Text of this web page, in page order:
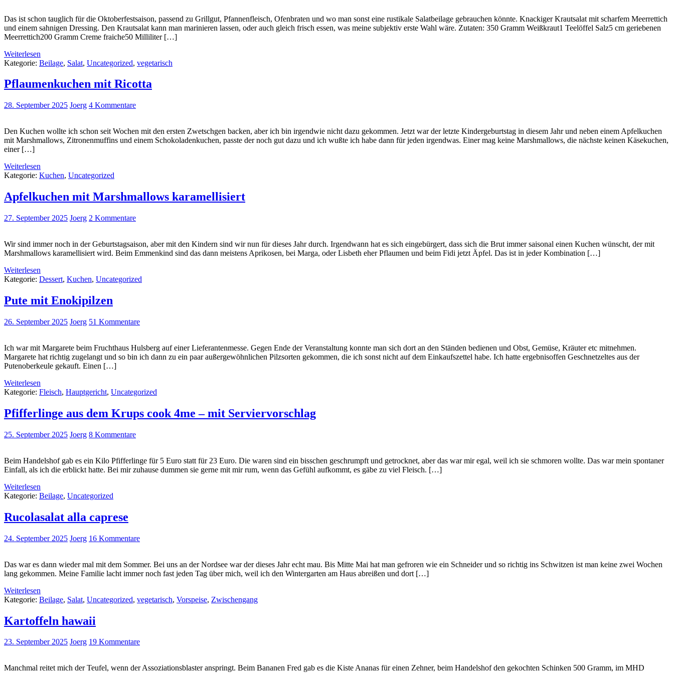
Das ist schon tauglich für die Oktoberfestsaison, passend zu Grillgut, Pfannenfleisch, Ofenbraten und wo man sonst eine rustikale Salatbeilage gebrauchen könnte. Knackiger Krautsalat mit scharfem Meerrettich
und einem sahnigen Dressing. Den Krautsalat kann man marinieren lassen, oder auch gleich frisch essen, was meine subjektiv erste Wahl wäre. Zutaten: 350 Gramm Weißkraut1 Teelöffel Salz5 cm geriebenen
Meerrettich200 Gramm Creme fraiche50 Milliliter […]
Weiterlesen
Kategorie: Beilage, Salat, Uncategorized, vegetarisch
Pflaumenkuchen mit Ricotta
28. September 2025 Joerg 4 Kommentare
Den Kuchen wollte ich schon seit Wochen mit den ersten Zwetschgen backen, aber ich bin irgendwie nicht dazu gekommen. Jetzt war der letzte Kindergeburtstag in diesem Jahr und neben einem Apfelkuchen
mit Marshmallows, Zitronenmuffins und einem Schokoladenkuchen, passte der noch gut dazu und ich wußte ich habe dann für jeden irgendwas. Einer mag keine Marshmallows, die nächste keinen Käsekuchen,
einer […]
Weiterlesen
Kategorie: Kuchen, Uncategorized
Apfelkuchen mit Marshmallows karamellisiert
27. September 2025 Joerg 2 Kommentare
Wir sind immer noch in der Geburtstagsaison, aber mit den Kindern sind wir nun für dieses Jahr durch. Irgendwann hat es sich eingebürgert, dass sich die Brut immer saisonal einen Kuchen wünscht, der mit
Marshmallows karamellisiert wird. Beim Emmenkind sind das dann meistens Aprikosen, bei Marga, oder Lisbeth eher Pflaumen und beim Fidi jetzt Äpfel. Das ist in jeder Kombination […]
Weiterlesen
Kategorie: Dessert, Kuchen, Uncategorized
Pute mit Enokipilzen
26. September 2025 Joerg 51 Kommentare
Ich war mit Margarete beim Fruchthaus Hulsberg auf einer Lieferantenmesse. Gegen Ende der Veranstaltung konnte man sich dort an den Ständen bedienen und Obst, Gemüse, Kräuter etc mitnehmen.
Margarete hat richtig zugelangt und so bin ich dann zu ein paar außergewöhnlichen Pilzsorten gekommen, die ich sonst nicht auf dem Einkaufszettel habe. Ich hatte ergebnisoffen Geschnetzeltes aus der
Putenoberkeule gekauft. Einen […]
Weiterlesen
Kategorie: Fleisch, Hauptgericht, Uncategorized
Pfifferlinge aus dem Krups cook 4me – mit Serviervorschlag
25. September 2025 Joerg 8 Kommentare
Beim Handelshof gab es ein Kilo Pfifferlinge für 5 Euro statt für 23 Euro. Die waren sind ein bisschen geschrumpft und getrocknet, aber das war mir egal, weil ich sie schmoren wollte. Das war mein spontaner
Einfall, als ich die erblickt hatte. Bei mir zuhause dummen sie gerne mit mir rum, wenn das Gefühl aufkommt, es gäbe zu viel Fleisch. […]
Weiterlesen
Kategorie: Beilage, Uncategorized
Rucolasalat alla caprese
24. September 2025 Joerg 16 Kommentare
Das war es dann wieder mal mit dem Sommer. Bei uns an der Nordsee war der dieses Jahr echt mau. Bis Mitte Mai hat man gefroren wie ein Schneider und so richtig ins Schwitzen ist man keine zwei Wochen
lang gekommen. Meine Familie lacht immer noch fast jeden Tag über mich, weil ich den Wintergarten am Haus abreißen und dort […]
Weiterlesen
Kategorie: Beilage, Salat, Uncategorized, vegetarisch, Vorspeise, Zwischengang
Kartoffeln hawaii
23. September 2025 Joerg 19 Kommentare
Manchmal reitet mich der Teufel, wenn der Assoziationsblaster anspringt. Beim Bananen Fred gab es die Kiste Ananas für einen Zehner, beim Handelshof den gekochten Schinken 500 Gramm, im MHD